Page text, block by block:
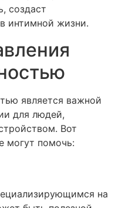
создаст
интимной жизни.
является важной
для людей,
Вот
могут помочь:
на